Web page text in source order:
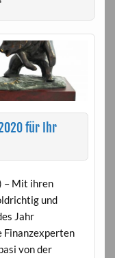
für Ihr
– Mit ihren
und
Jahr
Finanzexperten
von der